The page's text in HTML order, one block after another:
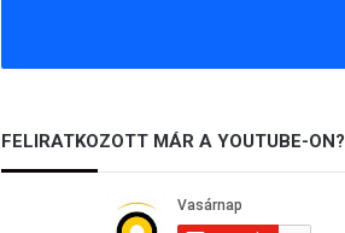
FELIRATKOZOTT MÁR A YOUTUBE-ON?